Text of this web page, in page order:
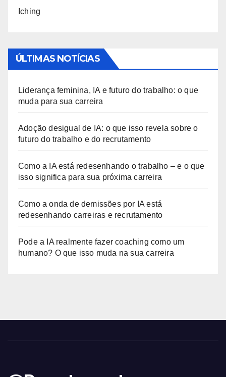
Iching
ÚLTIMAS NOTÍCIAS
Liderança feminina, IA e futuro do trabalho: o que
muda para sua carreira
Adoção desigual de IA: o que isso revela sobre o
futuro do trabalho e do recrutamento
Como a IA está redesenhando o trabalho – e o que
isso significa para sua próxima carreira
Como a onda de demissões por IA está
redesenhando carreiras e recrutamento
Pode a IA realmente fazer coaching como um
humano? O que isso muda na sua carreira